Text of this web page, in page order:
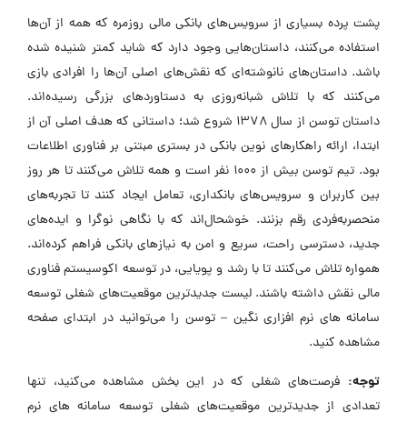
پشت پرده بسیاری از سرویس‌های بانکی مالی روزمره که همه از آن‌ها
استفاده می‌کنند، داستان‌هایی وجود دارد که شاید کمتر شنیده شده
باشد. داستان‌های نانوشته‌ای که نقش‌های اصلی آن‌ها را افرادی بازی
می‌کنند که با تلاش شبانه‌روزی به دستاوردهای بزرگی رسیده‌اند.
داستان توسن از سال ۱۳۷۸ شروع شد؛ داستانی که هدف اصلی آن از
ابتدا، ارائه راهکارهای نوین بانکی در بستری مبتنی بر فناوری اطلاعات
بود. تیم توسن بیش از ۱۰۰۰ نفر است و همه تلاش می‌کنند تا هر روز
بین کاربران و سرویس‌های بانکداری، تعامل ایجاد کنند تا تجربه‌های
منحصربه‌فردی رقم بزنند. خوشحال‌اند که با نگاهی نوگرا و ایده‌های
جدید، دسترسی راحت، سریع و امن به نیازهای بانکی فراهم کرده‌اند.
همواره تلاش می‌کنند تا با رشد و پویایی، در توسعه اکوسیستم فناوری
مالی نقش داشته باشند. لیست جدیدترین موقعیت‌های شغلی توسعه
سامانه های نرم افزاری نگین – توسن را می‌توانید در ابتدای صفحه
مشاهده کنید.
توجه: فرصت‌های شغلی که در این بخش مشاهده می‌کنید، تنها
تعدادی از جدیدترین موقعیت‌های شغلی توسعه سامانه های نرم